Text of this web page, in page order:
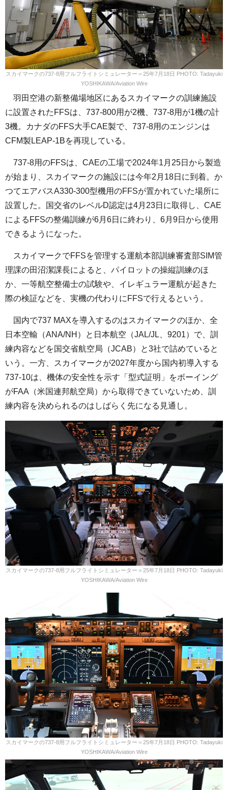
スカイマークの737-8用フルフライトシミュレーター＝25年7月18日 PHOTO: Tadayuki
YOSHIKAWA/Aviation Wire
羽田空港の新整備場地区にあるスカイマークの訓練施設
に設置されたFFSは、737-800用が2機、737-8用が1機の計
3機。カナダのFFS大手CAE製で、737-8用のエンジンは
CFM製LEAP-1Bを再現している。
737-8用のFFSは、CAEの工場で2024年1月25日から製造
が始まり、スカイマークの施設には今年2月18日に到着。か
つてエアバスA330-300型機用のFFSが置かれていた場所に
設置した。国交省のレベルD認定は4月23日に取得し、CAE
によるFFSの整備訓練が6月6日に終わり、6月9日から使用
できるようになった。
スカイマークでFFSを管理する運航本部訓練審査部SIM管
理課の田沼潔課長によると、パイロットの操縦訓練のほ
か、一等航空整備士の試験や、イレギュラー運航が起きた
際の検証などを、実機の代わりにFFSで行えるという。
国内で737 MAXを導入するのはスカイマークのほか、全
日本空輸（ANA/NH）と日本航空（JAL/JL、9201）で、訓
練内容などを国交省航空局（JCAB）と3社で詰めていると
いう。一方、スカイマークが2027年度から国内初導入する
737-10は、機体の安全性を示す「型式証明」をボーイング
がFAA（米国連邦航空局）から取得できていないため、訓
練内容を決められるのはしばらく先になる見通し。
スカイマークの737-8用フルフライトシミュレーター＝25年7月18日 PHOTO: Tadayuki
YOSHIKAWA/Aviation Wire
スカイマークの737-8用フルフライトシミュレーター＝25年7月18日 PHOTO: Tadayuki
YOSHIKAWA/Aviation Wire